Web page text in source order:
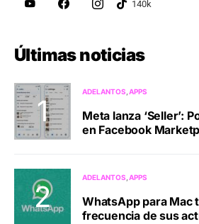
Últimas noticias
ADELANTOS APPS
Meta lanza ‘Seller’:
en Facebook
ADELANTOS APPS
WhatsApp para Mac
frecuencia de sus